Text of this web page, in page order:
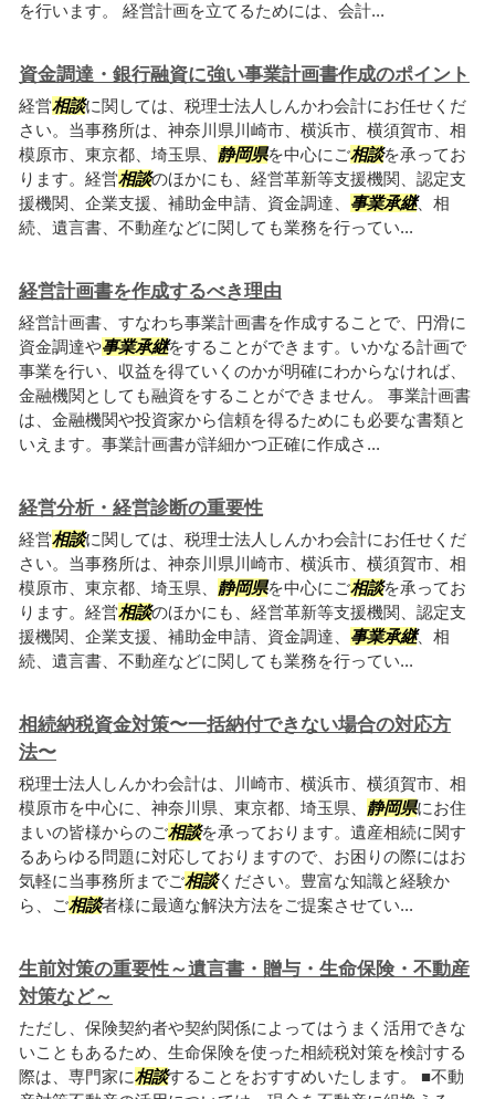
を行います。 経営計画を立てるためには、会計...
資金調達・銀行融資に強い事業計画書作成のポイント
経営相談に関しては、税理士法人しんかわ会計にお任せくだ
さい。当事務所は、神奈川県川崎市、横浜市、横須賀市、相
模原市、東京都、埼玉県、 静岡県を中心にご相談を承ってお
ります。経営相談のほかにも、経営革新等支援機関、認定支
援機関、企業支援、補助金申請、資金調達、 事業承継、相
続、遺言書、不動産などに関しても業務を行ってい...
経営計画書を作成するべき理由
経営計画書、すなわち事業計画書を作成することで、円滑に
資金調達や事業承継をすることができます。いかなる計画で
事業を行い、収益を得ていくのかが明確にわからなければ、
金融機関としても融資をすることができません。 事業計画書
は、金融機関や投資家から信頼を得るためにも必要な書類と
いえます。事業計画書が詳細かつ正確に作成さ...
経営分析・経営診断の重要性
経営相談に関しては、税理士法人しんかわ会計にお任せくだ
さい。当事務所は、神奈川県川崎市、横浜市、横須賀市、相
模原市、東京都、埼玉県、 静岡県を中心にご相談を承ってお
ります。経営相談のほかにも、経営革新等支援機関、認定支
援機関、企業支援、補助金申請、資金調達、 事業承継、相
続、遺言書、不動産などに関しても業務を行ってい...
相続納税資金対策〜一括納付できない場合の対応方
法〜
税理士法人しんかわ会計は、川崎市、横浜市、横須賀市、相
模原市を中心に、神奈川県、東京都、埼玉県、 静岡県にお住
まいの皆様からのご相談を承っております。遺産相続に関す
るあらゆる問題に対応しておりますので、お困りの際にはお
気軽に当事務所までご相談ください。豊富な知識と経験か
ら、ご相談者様に最適な解決方法をご提案させてい...
生前対策の重要性～遺言書・贈与・生命保険・不動産
対策など～
ただし、保険契約者や契約関係によってはうまく活用できな
いこともあるため、生命保険を使った相続税対策を検討する
際は、専門家に相談することをおすすめいたします。 ■不動